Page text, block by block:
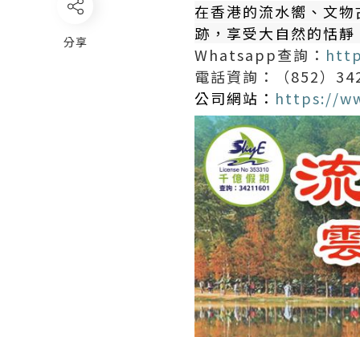
在香港的流水嚮、文
跡，享受大自然的恬
Whatsapp查詢：
電話資詢：（852）
公司網站： https://
分享